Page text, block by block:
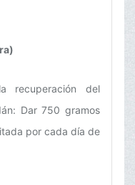
recuperación del
Dar 750 gramos
por cada día de